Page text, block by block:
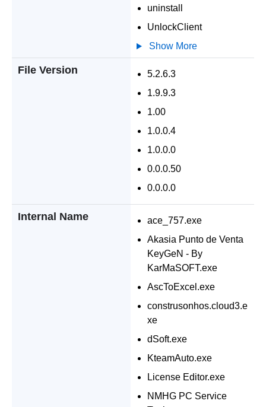
uninstall
UnlockClient
Show More
File Version
5.2.6.3
1.9.9.3
1.00
1.0.0.4
1.0.0.0
0.0.0.50
0.0.0.0
Internal Name
ace_757.exe
Akasia Punto de Venta
KeyGeN - By
KarMaSOFT.exe
AscToExcel.exe
construsonhos.cloud3.e
xe
dSoft.exe
KteamAuto.exe
License Editor.exe
NMHG PC Service